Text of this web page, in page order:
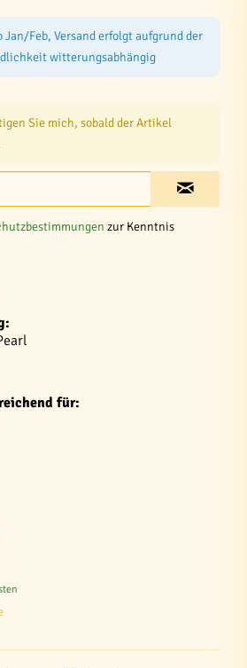
Jan/Feb, Versand erfolgt aufgrund der
witterungsabhängig
Sie mich, sobald der Artikel
zur Kenntnis
für: